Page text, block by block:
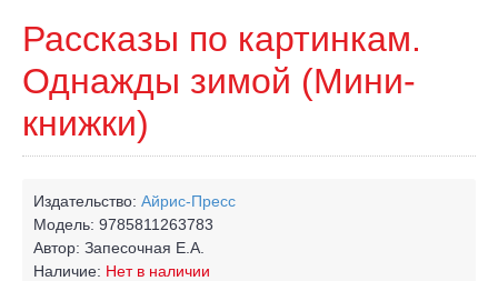
Рассказы по картинкам.
Однажды зимой (Мини-
книжки)
Издательство: Айрис-Пресс
Модель: 9785811263783
Автор: Запесочная Е.А.
Наличие: Нет в наличии